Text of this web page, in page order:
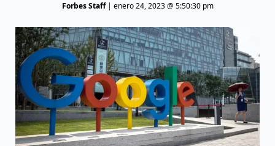
Forbes Staff| enero 24, 2023 @ 5:50:30 pm